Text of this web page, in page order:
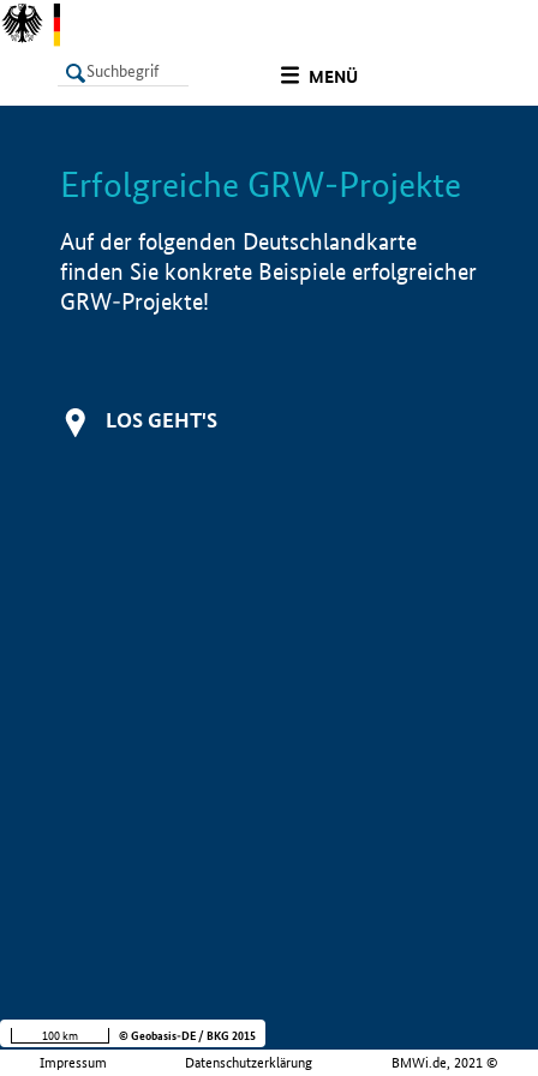
MENÜ
LISTE Info
Erfolgreiche GRW-Projekte
Auf der folgenden Deutschlandkarte
finden Sie konkrete Beispiele erfolgreicher
GRW-Projekte!
LOS GEHT'S
Impressum Datenschutzerklärung BMWi.de, 2021 ©
100 km © Geobasis-DE / BKG 2015